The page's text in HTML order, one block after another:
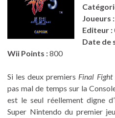
Joueurs :
Editeur :
Date de
Wii Points :800
Si les deux premiers Final Fight
pas mal de temps sur la
est le seul réellement digne
Super Nintendo du premier